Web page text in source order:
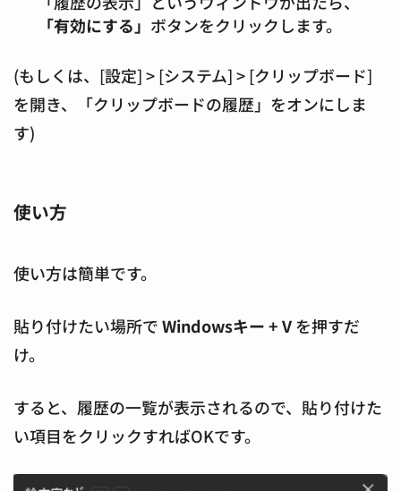
「有効にする」 ボタンをクリックします。
(もしくは、[設定] > [システム] > [クリップボード]
を開き、「クリップボードの履歴」をオンにしま
す)
使い方
使い方は簡単です。
貼り付けたい場所でWindowsキー + Vを押すだ
け。
すると、履歴の一覧が表示されるので、貼り付けた
い項目をクリックすればOKです。